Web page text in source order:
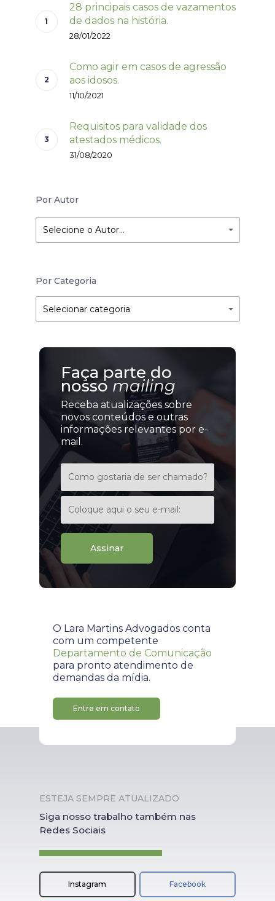
28 principais casos de vazamentos
de dados na história.
28/01/2022
Como agir em casos de agressão
aos idosos.
11/10/2021
Requisitos para validade dos
atestados médicos.
31/08/2020
Por Autor
Selecione o Autor…
Por Categoria
Categoria
Selecionar categoria
Categoria
Faça parte do
nosso mailing
Receba atualizações sobre
novos conteúdos e outras
informações relevantes por e-
mail.
Assinar
O Lara Martins Advogados conta
com um competente
Departamento de Comunicação
para pronto atendimento de
demandas da mídia.
Entre em contato
ESTEJA SEMPRE ATUALIZADO
Siga nosso trabalho também nas
Redes Sociais
Instagram Facebook